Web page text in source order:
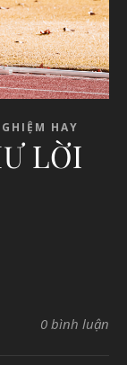
HAY
LỜI
0 bình luận